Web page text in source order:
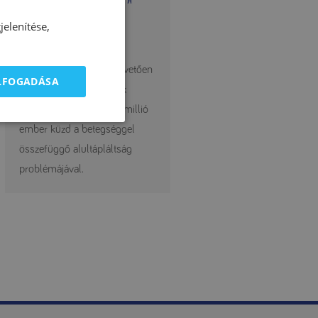
szondatáplálás
biztosítja az élethez alapvetően
szükséges energiát, csak
Európában mintegy 33 millió
ember küzd a betegséggel
összefüggő alultápláltság
problémájával.